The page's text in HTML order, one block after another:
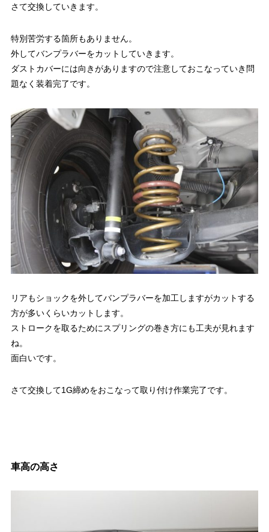
さて交換していきます。
特別苦労する箇所もありません。
外してバンプラバーをカットしていきます。
ダストカバーには向きがありますので注意しておこなっていき問
題なく装着完了です。
リアもショックを外してバンプラバーを加工しますがカットする
方が多いくらいカットします。
ストロークを取るためにスプリングの巻き方にも工夫が見れます
ね。
面白いです。
さて交換して1G締めをおこなって取り付け作業完了です。
車高の高さ